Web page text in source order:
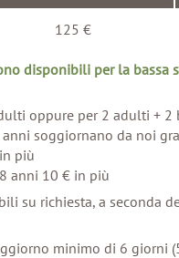
125 €
disponibili per la bassa
oppure per 2 adulti + 2
soggiornano da noi
più
anni 10 € in più
su richiesta, a seconda
minimo di 6 giorni